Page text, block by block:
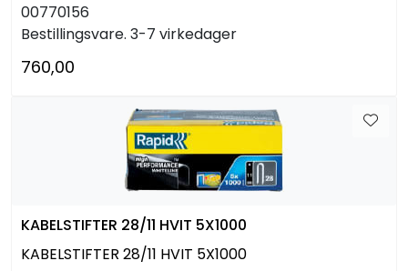
00770156
Bestillingsvare. 3-7 virkedager
760,00
KABELSTIFTER 28/11 HVIT 5X1000
KABELSTIFTER 28/11 HVIT 5X1000